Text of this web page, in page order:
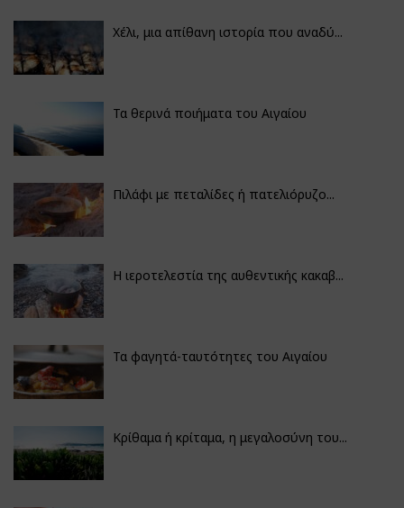
Χέλι, μια απίθανη ιστορία που αναδύ...
Τα θερινά ποιήματα του Αιγαίου
Πιλάφι με πεταλίδες ή πατελιόρυζο...
Η ιεροτελεστία της αυθεντικής κακαβ...
Τα φαγητά-ταυτότητες του Αιγαίου
Κρίθαμα ή κρίταμα, η μεγαλοσύνη του...